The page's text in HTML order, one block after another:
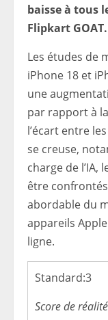
baisse à tous
Flipkart GOAT.
Les études de
iPhone 18 et
une
par rapport à
l’écart entre
se creuse,
charge de
être
abordable du
appareils
ligne.
Standard:3
Score de